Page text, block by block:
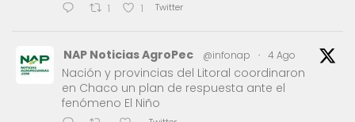
1 1 Twitter
NAP Noticias AgroPec @infonap · 4 Ago
Nación y provincias del Litoral coordinaron
en Chaco un plan de respuesta ante el
fenómeno El Niño